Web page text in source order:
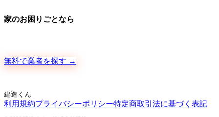
家のお困りごとなら
無料で業者を探す →
建造くん
利用規約プライバシーポリシー特定商取引法に基づく表記